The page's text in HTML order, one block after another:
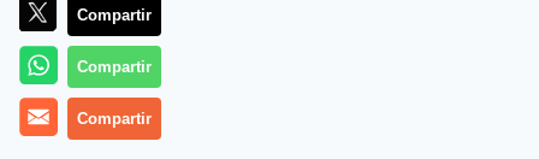
Compartir
Compartir
Compartir